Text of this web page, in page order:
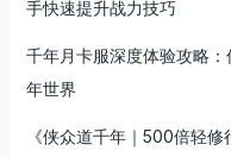
手快速提升战力技巧
千年月卡服深度体验攻略
年世界
《侠众道千年｜500倍轻